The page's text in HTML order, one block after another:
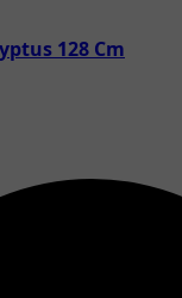
128 Cm